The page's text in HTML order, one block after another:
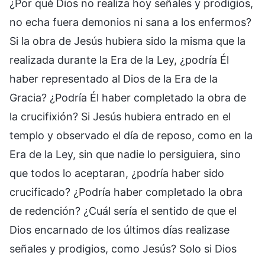
¿Por qué Dios no realiza hoy señales y prodigios,
no echa fuera demonios ni sana a los enfermos?
Si la obra de Jesús hubiera sido la misma que la
realizada durante la Era de la Ley, ¿podría Él
haber representado al Dios de la Era de la
Gracia? ¿Podría Él haber completado la obra de
la crucifixión? Si Jesús hubiera entrado en el
templo y observado el día de reposo, como en la
Era de la Ley, sin que nadie lo persiguiera, sino
que todos lo aceptaran, ¿podría haber sido
crucificado? ¿Podría haber completado la obra
de redención? ¿Cuál sería el sentido de que el
Dios encarnado de los últimos días realizase
señales y prodigios, como Jesús? Solo si Dios